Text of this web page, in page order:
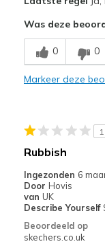
Comfortable
Stylish
Going Out
Width
Sizing
View On Shoes
Was deze
0 0
Markeer deze
1
Rubbish
Ingezonden 6
Door Hovis
van UK
Describe Yourself
Beoordeeld op
skechers.co.uk